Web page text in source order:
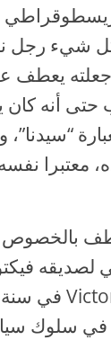
جعلته يعطف
حتى أنه
معتبرا
بالخصوص
لصديقه
في سلوك